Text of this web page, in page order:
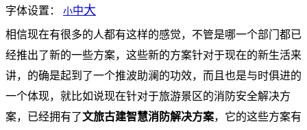
字体设置： 小中大
相信现在有很多的人都有这样的感觉，不管是哪一个部门都已
经推出了新的一些方案，这些新的方案针对于现在的新生活来
讲，的确是起到了一个推波助澜的功效，而且也是与时俱进的
一个体现，就比如说现在针对于旅游景区的消防安全解决方
案，已经拥有了文旅古建智慧消防解决方案，它的这些方案有